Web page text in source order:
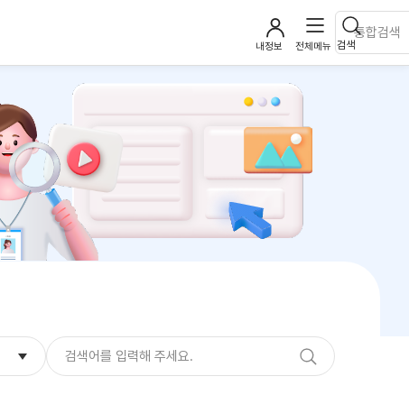
검색
내정보 전체메뉴